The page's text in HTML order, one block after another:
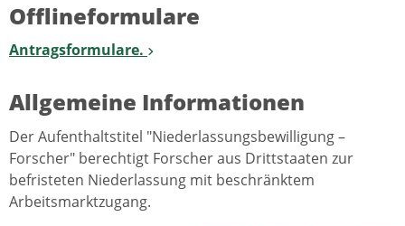
Offlineformulare
Antragsformulare.
Allgemeine Informationen
Der Aufenthaltstitel "Niederlassungsbewilligung –
Forscher" berechtigt Forscher aus Drittstaaten zur
befristeten Niederlassung mit beschränktem
Arbeitsmarktzugang.